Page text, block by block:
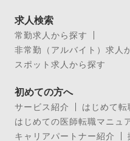
求人検索
常勤求人から探す
非常勤（アルバイト）求人
スポット求人から探す
初めての方へ
サービス紹介
はじめて
はじめての医師転職マニュ
キャリアパートナー紹介